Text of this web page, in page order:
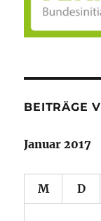
BEITRÄGE
Januar 2017
M D